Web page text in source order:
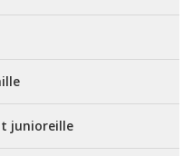
junioreille